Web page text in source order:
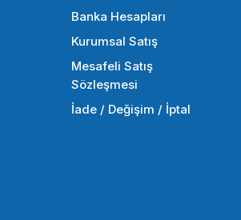
SMALLRİG
SmallRig 1051 2 adet 15mm
1.098,90 TL
Banka Hesapları
Kurumsal Satış
Mesafeli Satış
Sözleşmesi
İade / Değişim / İptal